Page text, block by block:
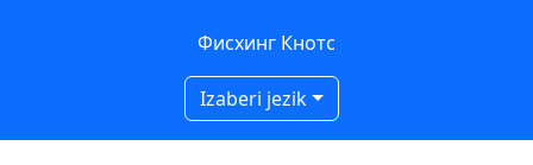
Фисхинг Кнотс
Izaberi jezik